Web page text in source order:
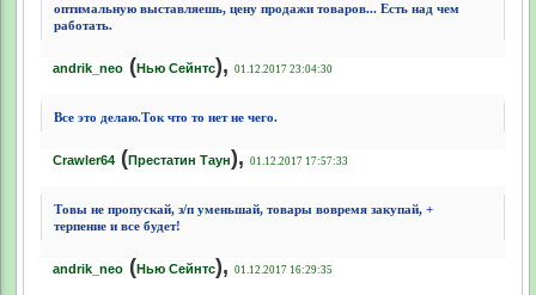
оптимальную выставляешь, цену продажи товаров... Есть над чем
работать.
andrik_neo(Нью Сейнтс), 01.12.2017 23:04:30
Все это делаю.Ток что то нет не чего.
Crawler64(Престатин Таун), 01.12.2017 17:57:33
Товы не пропускай, з/п уменьшай, товары вовремя закупай, +
терпение и все будет!
andrik_neo(Нью Сейнтс), 01.12.2017 16:29:35